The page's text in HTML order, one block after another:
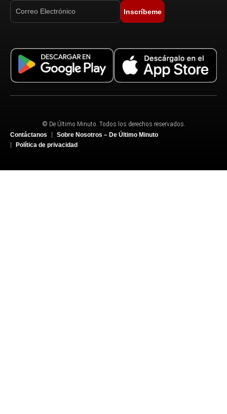
Inscríbeme
© De Último Minuto. Todos los derechos reservados.
Contáctanos
Sobre Nosotros – De Último Minuto
Política de privacidad